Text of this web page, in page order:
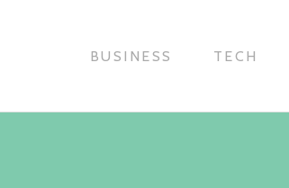
BUSINESS TECH